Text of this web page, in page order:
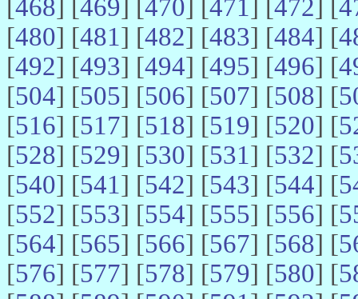
[468] [469] [470] [471] [472] [
[480] [481] [482] [483] [484] [
[492] [493] [494] [495] [496] [
[504] [505] [506] [507] [508] [
[516] [517] [518] [519] [520] [
[528] [529] [530] [531] [532] [
[540] [541] [542] [543] [544] [
[552] [553] [554] [555] [556] [
[564] [565] [566] [567] [568] [
[576] [577] [578] [579] [580] [